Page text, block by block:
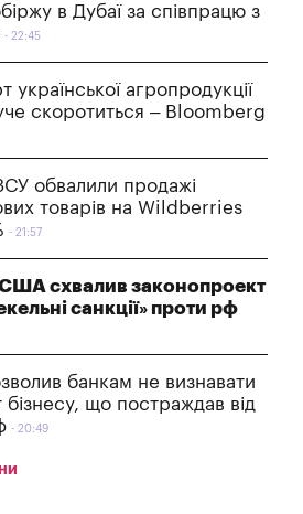
в Дубаї за співпрацю з
22:45
української агропродукції
скоротиться – Bloomberg
обвалили продажі
товарів на Wildberries
21:57
схвалив законопроект
санкції» проти рф
банкам не визнавати
бізнесу, що постраждав від
20:49